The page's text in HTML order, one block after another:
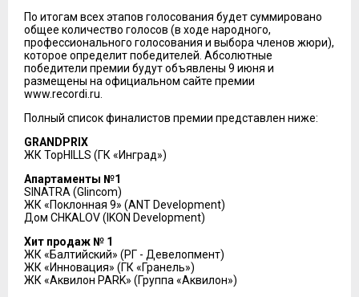
По итогам всех этапов голосования будет суммировано
общее количество голосов (в ходе народного,
профессионального голосования и выбора членов жюри),
которое определит победителей. Абсолютные
победители премии будут объявлены 9 июня и
размещены на официальном сайте премии
www.recordi.ru.
Полный список финалистов премии представлен ниже:
GRANDPRIX
ЖК TopHILLS (ГК «Инград»)
Апартаменты №1
SINATRA (Glincom)
ЖК «Поклонная 9» (ANT Development)
Дом CHKALOV (IKON Development)
Хит продаж № 1
ЖК «Балтийский» (РГ - Девелопмент)
ЖК «Инновация» (ГК «Гранель»)
ЖК «Аквилон PARK» (Группа «Аквилон»)